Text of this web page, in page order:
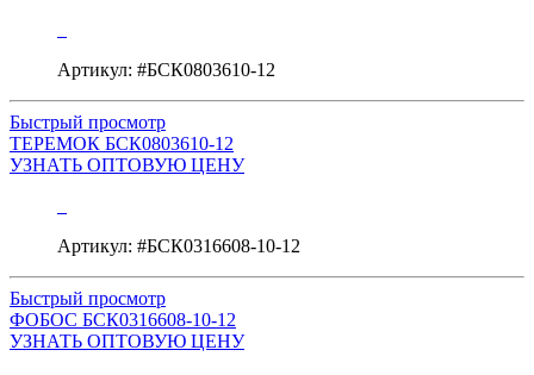
Артикул: #БСК0803610-12
Быстрый просмотр
ТЕРЕМОК БСК0803610-12
УЗНАТЬ ОПТОВУЮ ЦЕНУ
Артикул: #БСК0316608-10-12
Быстрый просмотр
ФОБОС БСК0316608-10-12
УЗНАТЬ ОПТОВУЮ ЦЕНУ